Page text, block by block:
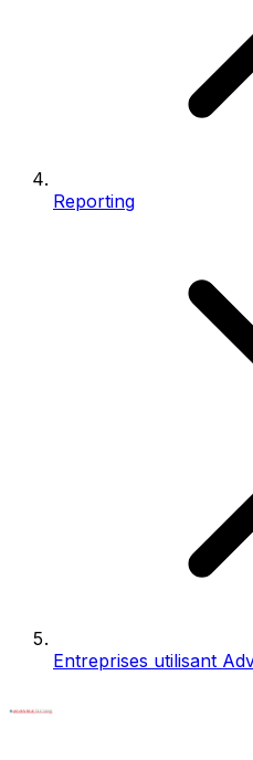
Reporting
Entreprises utilisant